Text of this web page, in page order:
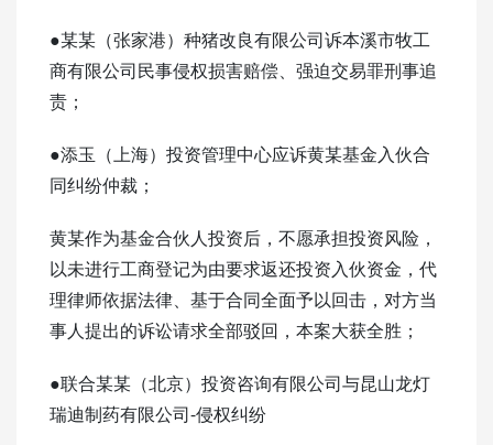
●某某（张家港）种猪改良有限公司诉本溪市牧工
商有限公司民事侵权损害赔偿、强迫交易罪刑事追
责；
●添玉（上海）投资管理中心应诉黄某基金入伙合
同纠纷仲裁；
黄某作为基金合伙人投资后，不愿承担投资风险，
以未进行工商登记为由要求返还投资入伙资金，代
理律师依据法律、基于合同全面予以回击，对方当
事人提出的诉讼请求全部驳回，本案大获全胜；
●联合某某（北京）投资咨询有限公司与昆山龙灯
瑞迪制药有限公司-侵权纠纷